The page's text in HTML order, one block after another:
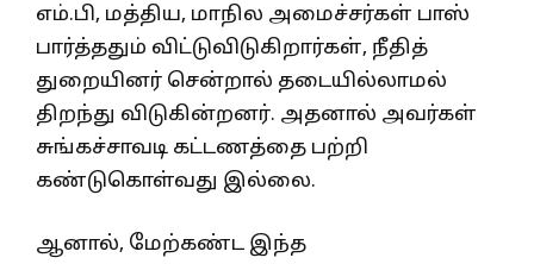
எம்.பி, மத்திய, மாநில அமைச்சர்கள் பாஸ்
பார்த்ததும் விட்டுவிடுகிறார்கள், நீதித்
துறையினர் சென்றால் தடையில்லாமல்
திறந்து விடுகின்றனர். அதனால் அவர்கள்
சுங்கச்சாவடி கட்டணத்தை பற்றி
கண்டுகொள்வது இல்லை.
ஆனால், மேற்கண்ட இந்த